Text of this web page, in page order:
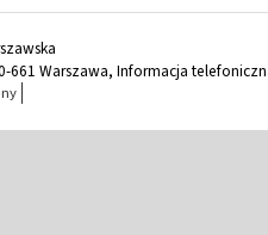
661 Warszawa, Informacja